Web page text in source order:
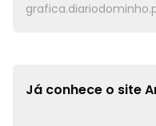
Já conhece o site